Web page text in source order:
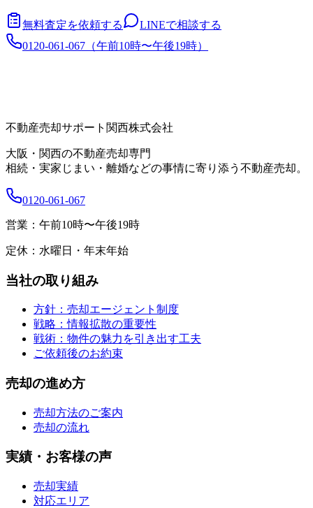
無料査定を依頼する
LINEで相談する
0120-061-067 （午前10時〜午後19時）
不動産売却サポート関西株式会社
大阪・関西の不動産売却専門
相続・実家じまい・離婚などの事情に寄り添う不動産売却。
0120-061-067
営業： 午前10時〜午後19時
定休： 水曜日・年末年始
当社の取り組み
方針：売却エージェント制度
戦略：情報拡散の重要性
戦術：物件の魅力を引き出す工夫
ご依頼後のお約束
売却の進め方
売却方法のご案内
売却の流れ
実績・お客様の声
売却実績
対応エリア